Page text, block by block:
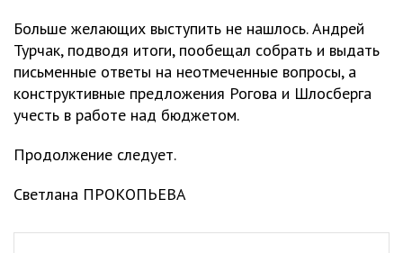
Больше желающих выступить не нашлось. Андрей
Турчак, подводя итоги, пообещал собрать и выдать
письменные ответы на неотмеченные вопросы, а
конструктивные предложения Рогова и Шлосберга
учесть в работе над бюджетом.
Продолжение следует.
Светлана ПРОКОПЬЕВА